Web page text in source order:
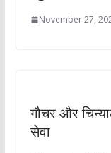
November 27,
गौचर और
सेवा